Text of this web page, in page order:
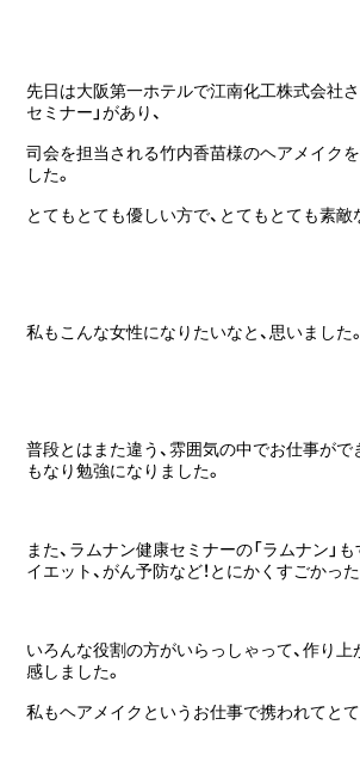
先日は大阪第一ホテルで江南化工株式会社
セミナー」があり、
司会を担当される竹内香苗様のヘアメイク
した。
とてもとても優しい方で、とてもとても素敵
私もこんな女性になりたいなと、思いました。
普段とはまた違う、雰囲気の中でお仕事がで
もなり勉強になりました。
また、ラムナン健康セミナーの「ラムナン」
イエット、がん予防など！とにかくすごかった
いろんな役割の方がいらっしゃって、作り
感しました。
私もヘアメイクというお仕事で携われてとて